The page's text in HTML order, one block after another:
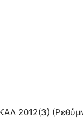
2012(3)